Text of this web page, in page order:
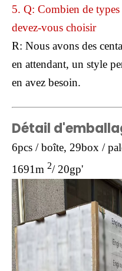
5. Q: Combien de
devez-vous choisir
R: Nous avons des
en attendant, un style
en avez besoin.
Détail
6pcs / boîte, 29box /
1691m 2/ 20gp'